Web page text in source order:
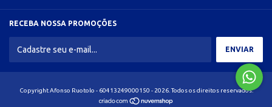
RECEBA NOSSA PROMOÇÕES
Copyright Afonso Ruotolo - 60413249000150 - 2026. Todos os direitos reservados.